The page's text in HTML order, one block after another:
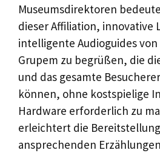
Museumsdirektoren
dieser Affiliation, innovative
intelligente Audioguides
Grupem zu begrüßen, die
und das gesamte
können, ohne kostspielige
Hardware erforderlich zu
erleichtert die
ansprechenden